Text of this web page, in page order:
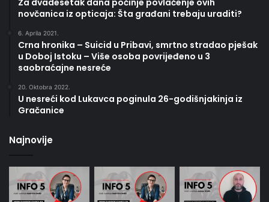
novčanica iz opticaja: Šta građani trebaju uraditi?
6. Aprila 2021.
Crna hronika – Suicid u Pribavi, smrtno stradao pješak
u Doboj Istoku – Više osoba povrijeđeno u 3
saobraćajne nesreće
20. Oktobra 2022.
U nesreći kod Lukavca poginula 26-godišnjakinja iz
Gračanice
Najnovije